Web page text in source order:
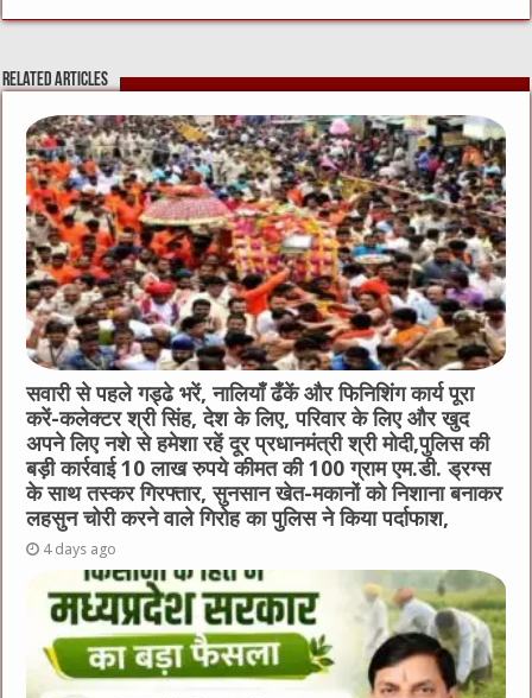
c
e
b
o
o
k
it
te
r
C
h
at
ai
l
ss
e
n
g
er
at
s
A
p
p
Related Articles
सवारी से पहले गड्ढे भरें, नालियाँ ढँकें और फिनिशिंग कार्य पूरा
करें-कलेक्टर श्री सिंह, देश के लिए, परिवार के लिए और खुद
अपने लिए नशे से हमेशा रहें दूर प्रधानमंत्री श्री मोदी,पुलिस की
बड़ी कार्रवाई 10 लाख रुपये कीमत की 100 ग्राम एम.डी. ड्रग्स
के साथ तस्कर गिरफ्तार, सुनसान खेत-मकानों को निशाना बनाकर
लहसुन चोरी करने वाले गिरोह का पुलिस ने किया पर्दाफाश,
4 days ago